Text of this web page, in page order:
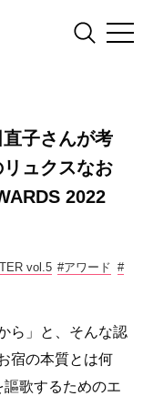
直子さんが考
ュクスなお
2022
vol.5 #アワード #
ら」と、そんな認
宿の本質とは何
歌するためのエ